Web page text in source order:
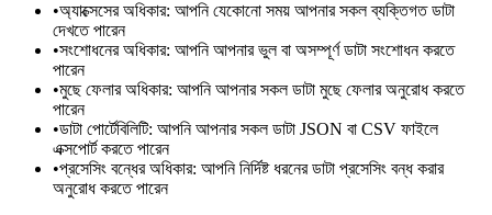
•অ্যাক্সেসের অধিকার: আপনি যেকোনো সময় আপনার সকল ব্যক্তিগত ডাটা
দেখতে পারেন
•সংশোধনের অধিকার: আপনি আপনার ভুল বা অসম্পূর্ণ ডাটা সংশোধন করতে
পারেন
•মুছে ফেলার অধিকার: আপনি আপনার সকল ডাটা মুছে ফেলার অনুরোধ করতে
পারেন
•ডাটা পোর্টেবিলিটি: আপনি আপনার সকল ডাটা JSON বা CSV ফাইলে
এক্সপোর্ট করতে পারেন
•প্রসেসিং বন্ধের অধিকার: আপনি নির্দিষ্ট ধরনের ডাটা প্রসেসিং বন্ধ করার
অনুরোধ করতে পারেন